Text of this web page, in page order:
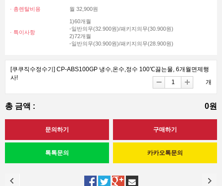
· 총렌탈비용 월 32,900원
· 특이사항
1)60개월
-일반의무(32.900원)/패키지의무(30.900원)
2)72개월
-일반의무(30.900원)/패키지의무(28.900원)
[쿠쿠직수정수기] CP-ABS100GP 냉수,온수,정수 100℃끓는물, 6개월면제행
사!
개
총 금액 : 0원